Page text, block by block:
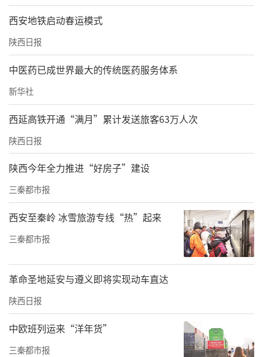
西安地铁启动春运模式
陕西日报
中医药已成世界最大的传统医药服务体系
新华社
西延高铁开通“满月”累计发送旅客63万人次
陕西日报
陕西今年全力推进“好房子”建设
三秦都市报
西安至秦岭 冰雪旅游专线“热”起来
三秦都市报
革命圣地延安与遵义即将实现动车直达
陕西日报
中欧班列运来“洋年货”
三秦都市报